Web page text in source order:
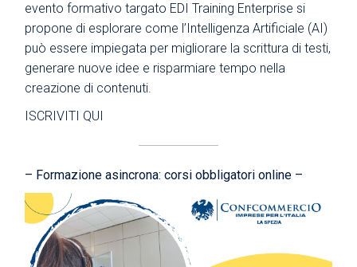
evento formativo targato EDI Training Enterprise si
propone di esplorare come l’Intelligenza Artificiale (AI)
può essere impiegata per migliorare la scrittura di testi,
generare nuove idee e risparmiare tempo nella
creazione di contenuti.
ISCRIVITI QUI
– Formazione asincrona: corsi obbligatori online –